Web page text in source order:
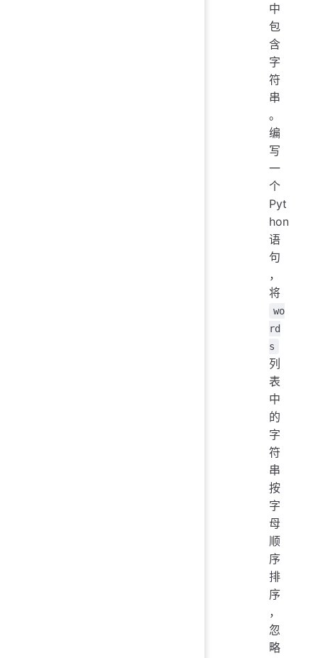
中
包
含
字
符
串
。
编
写
一
个
Pyt
hon
语
句
，
将
wo
rd
s
列
表
中
的
字
符
串
按
字
母
顺
序
排
序
，
忽
略